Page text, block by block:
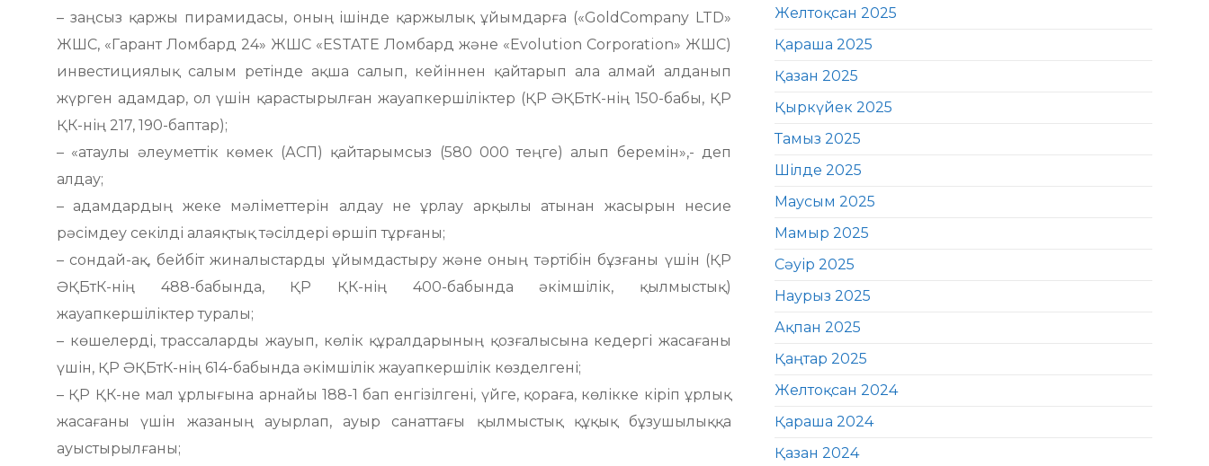
– заңсыз қаржы пирамидасы, оның ішінде қаржылық ұйымдарға («GoldСоmpany LTD»
ЖШС, «Гарант Ломбард 24» ЖШС «ESTATE Ломбард және «Evolution Corporation» ЖШС)
инвестициялық салым ретінде ақша салып, кейіннен қайтарып ала алмай алданып
жүрген адамдар, ол үшін қарастырылған жауапкершіліктер (ҚР ӘҚБтК-нің 150-бабы, ҚР
ҚК-нің 217, 190-баптар);
– «атаулы әлеуметтік көмек (АСП) қайтарымсыз (580 000 теңге) алып беремін»,- деп
алдау;
– адамдардың жеке мәліметтерін алдау не ұрлау арқылы атынан жасырын несие
рәсімдеу секілді алаяқтық тәсілдері өршіп тұрғаны;
– сондай-ақ, бейбіт жиналыстарды ұйымдастыру және оның тәртібін бұзғаны үшін (ҚР
ӘҚБтК-нің 488-бабында, ҚР ҚК-нің 400-бабында әкімшілік, қылмыстық)
жауапкершіліктер туралы;
– көшелерді, трассаларды жауып, көлік құралдарының қозғалысына кедергі жасағаны
үшін, ҚР ӘҚБтК-нің 614-бабында әкімшілік жауапкершілік көзделгені;
– ҚР ҚК-не мал ұрлығына арнайы 188-1 бап енгізілгені, үйге, қораға, көлікке кіріп ұрлық
жасағаны үшін жазаның ауырлап, ауыр санаттағы қылмыстық құқық бұзушылыққа
ауыстырылғаны;
Желтоқсан 2025
Қараша 2025
Қазан 2025
Қыркүйек 2025
Тамыз 2025
Шілде 2025
Маусым 2025
Мамыр 2025
Сәуір 2025
Наурыз 2025
Ақпан 2025
Қаңтар 2025
Желтоқсан 2024
Қараша 2024
Қазан 2024